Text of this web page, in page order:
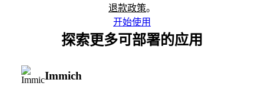
退款政策。
开始使用
探索更多可部署的应用
Immich